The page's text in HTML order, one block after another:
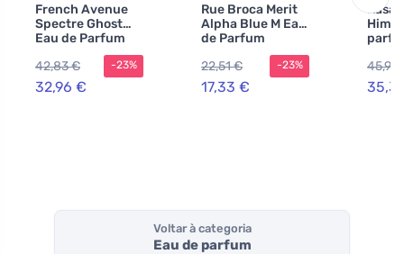
French Avenue
Spectre Ghost
Eau de Parfum
para homens
42,83 €
32,96 €
-23%
Rue Broca Merit
Alpha Blue M Eau
de Parfum
22,51 €
17,33 €
-23%
Him
45,93
Voltar à categoria
Eau de parfum